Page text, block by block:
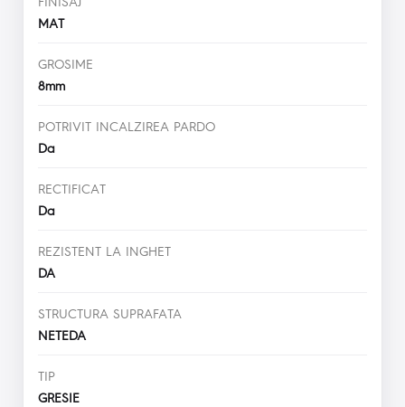
MAT
GROSIME
8mm
POTRIVIT INCALZIREA PARDO
Da
RECTIFICAT
Da
REZISTENT LA INGHET
DA
STRUCTURA SUPRAFATA
NETEDA
TIP
GRESIE